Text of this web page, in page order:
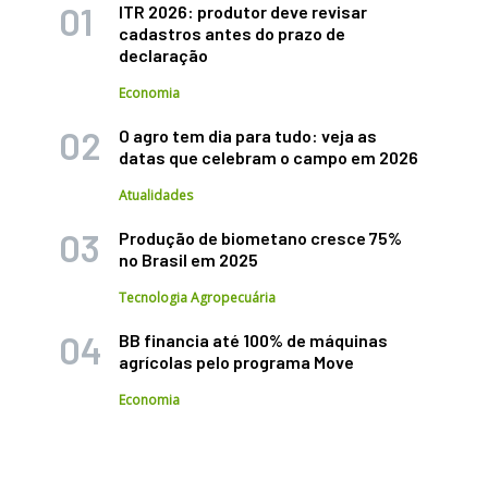
ITR 2026: produtor deve revisar
cadastros antes do prazo de
declaração
Economia
O agro tem dia para tudo: veja as
datas que celebram o campo em 2026
Atualidades
Produção de biometano cresce 75%
no Brasil em 2025
Tecnologia Agropecuária
BB financia até 100% de máquinas
agrícolas pelo programa Move
Economia